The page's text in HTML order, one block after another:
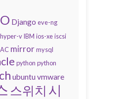
Django eve-ng
hyper-vIBM ios-xeiscsi
mirror mysql
python python
ubuntuvmware
스위치 시